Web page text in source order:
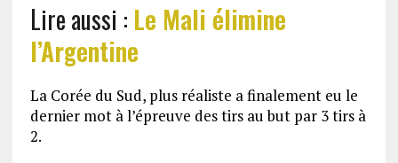
Lire aussi : Le Mali élimine
l’Argentine
La Corée du Sud, plus réaliste a finalement eu le
dernier mot à l’épreuve des tirs au but par 3 tirs à
2.